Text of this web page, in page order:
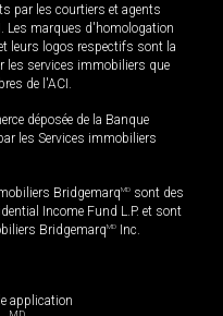
par les courtiers et agents
Les marques d'homologation
leurs logos respectifs sont la
les services immobiliers que
de l'ACI.
déposée de la Banque
les Services immobiliers
BridgemarqMD sont des
Income Fund L.P. et sont
BridgemarqMD Inc.
application